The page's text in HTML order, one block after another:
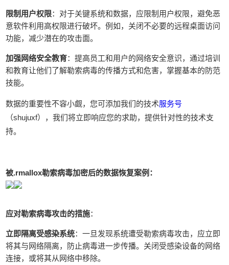
限制用户权限：对于关键系统和数据，应限制用户权限，避免恶
意软件利用高权限进行破坏。例如，关闭不必要的远程桌面访问
功能，减少潜在的攻击面。
加强网络安全教育：提高员工和用户的网络安全意识，通过培训
和教育让他们了解勒索病毒的传播方式和危害，掌握基本的防范
技能。
数据的重要性不容小觑，您可添加我们的技术服务号
（shujuxf），我们将立即响应您的求助，提供针对性的技术支
持。
被.rmallox勒索病毒加密后的数据恢复案例：
应对勒索病毒攻击的措施：
立即隔离受感染系统：一旦发现系统遭受勒索病毒攻击，应立即
将其与网络隔离，防止病毒进一步传播。关闭受感染设备的网络
连接，或将其从网络中移除。